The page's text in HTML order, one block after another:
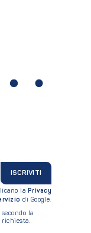
ISCRIVITI
la Privacy
di Google.
la
richiesta.